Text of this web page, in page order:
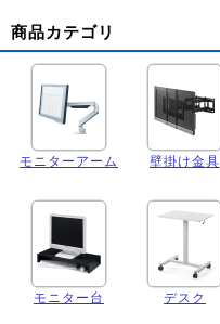
商品カテゴリ
モニターアーム 壁掛け金具
モニター台 デスク